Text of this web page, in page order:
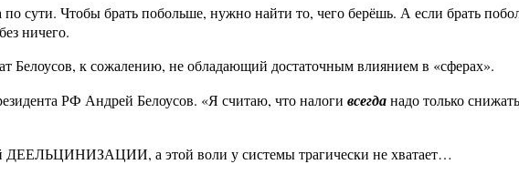
сути. Чтобы брать побольше, нужно найти то, чего берёшь. А если брать
ничего.
Белоусов, к сожалению, не обладающий достаточным влиянием в «сферах».
РФ Андрей Белоусов. «Я считаю, что налоги всегданадо только
ДЕЕЛЬЦИНИЗАЦИИ, а этой воли у системы трагически не хватает…